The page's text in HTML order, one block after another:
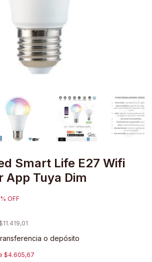
Smart Life E27 Wifi
App Tuya Dim
% OFF
$11.419,01
o depósito
$4.605,67